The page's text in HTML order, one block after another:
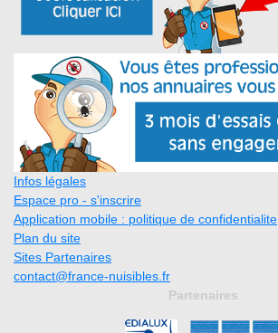
Infos légales
Espace pro - s'inscrire
Application mobile : politique de confidentialite
Plan du site
Sites Partenaires
contact@france-nuisibles.fr
Partenaires